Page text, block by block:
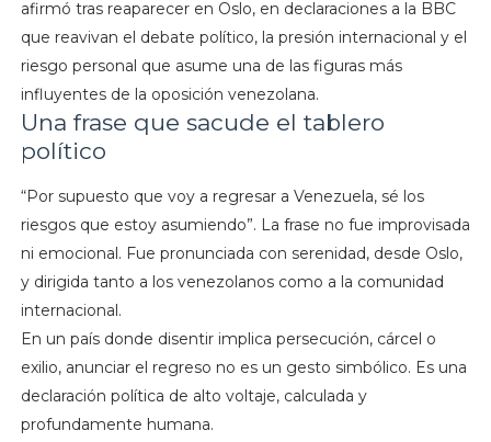
afirmó tras reaparecer en Oslo, en declaraciones a la BBC
que reavivan el debate político, la presión internacional y el
riesgo personal que asume una de las figuras más
influyentes de la oposición venezolana.
Una frase que sacude el tablero
político
“Por supuesto que voy a regresar a Venezuela, sé los
riesgos que estoy asumiendo”. La frase no fue improvisada
ni emocional. Fue pronunciada con serenidad, desde Oslo,
y dirigida tanto a los venezolanos como a la comunidad
internacional.
En un país donde disentir implica persecución, cárcel o
exilio, anunciar el regreso no es un gesto simbólico. Es una
declaración política de alto voltaje, calculada y
profundamente humana.